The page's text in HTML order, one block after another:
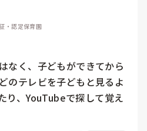
・認定保育園
なく、子どもができてから
のテレビを子どもと見るよ
り、YouTubeで探して覚え